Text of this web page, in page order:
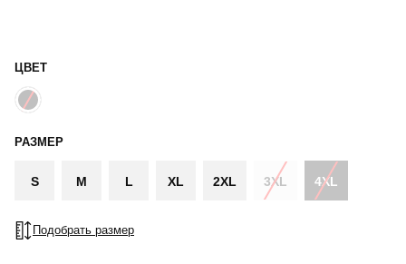
ЦВЕТ
РАЗМЕР
S M L XL 2XL 3XL 4XL
Подобрать размер